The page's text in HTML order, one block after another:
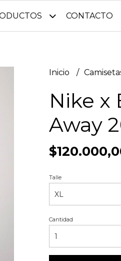
CONTACTO
Inicio
Nike x
Away
Talle
Cantidad